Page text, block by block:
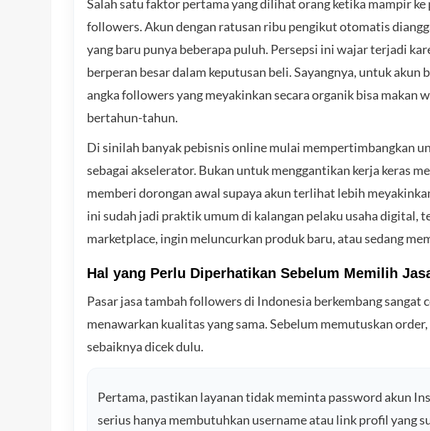
Salah satu faktor pertama yang dilihat orang ketika mampir
followers. Akun dengan ratusan ribu pengikut otomatis
yang baru punya beberapa puluh. Persepsi ini wajar terjadi
berperan besar dalam keputusan beli. Sayangnya, untuk akun
angka followers yang meyakinkan secara organik bisa makan
bertahun-tahun.
Di sinilah banyak pebisnis online mulai mempertimbangkan
sebagai akselerator. Bukan untuk menggantikan kerja keras
memberi dorongan awal supaya akun terlihat lebih
ini sudah jadi praktik umum di kalangan pelaku usaha digital,
marketplace, ingin meluncurkan produk baru, atau sedang
Hal yang Perlu Diperhatikan Sebelum Memilih
Pasar jasa tambah followers di Indonesia berkembang sangat
menawarkan kualitas yang sama. Sebelum memutuskan
sebaiknya dicek dulu.
Pertama, pastikan layanan tidak meminta password akun
serius hanya membutuhkan username atau link profil yang